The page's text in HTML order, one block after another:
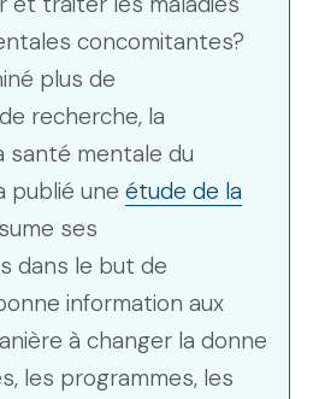
concomitantes?
plus de
recherche, la
santé mentale du
publié une étude de la
ses
dans le but de
information aux
à changer la donne
les programmes, les